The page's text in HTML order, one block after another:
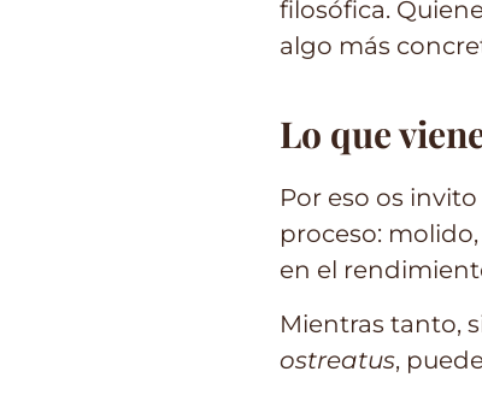
filosófica.
algo más
Lo que
Por eso os
proceso:
en el
Mientras tanto,
ostreatus,